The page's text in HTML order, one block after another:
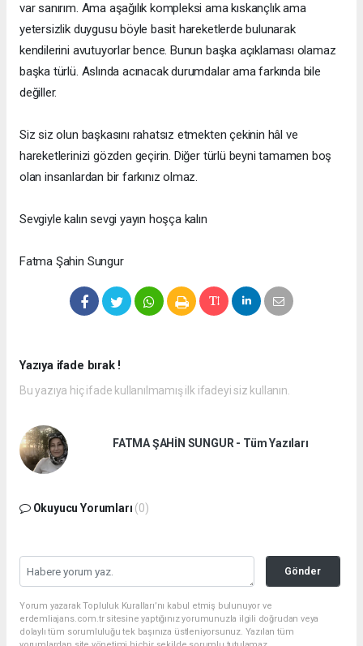
var sanırım. Ama aşağılık kompleksi ama kıskançlık ama
yetersizlik duygusu böyle basit hareketlerde bulunarak
kendilerini avutuyorlar bence. Bunun başka açıklaması olamaz
başka türlü. Aslında acınacak durumdalar ama farkında bile
değiller.
Siz siz olun başkasını rahatsız etmekten çekinin hâl ve
hareketlerinizi gözden geçirin. Diğer türlü beyni tamamen boş
olan insanlardan bir farkınız olmaz.
Sevgiyle kalın sevgi yayın hoşça kalın
Fatma Şahin Sungur
Yazıya ifade bırak !
Bu yazıya hiç ifade kullanılmamış ilk ifadeyi siz kullanın.
FATMA ŞAHİN SUNGUR - Tüm Yazıları
Okuyucu Yorumları (0)
Gönder
Yorum yazarak Topluluk Kuralları’nı kabul etmiş bulunuyor ve
erdemliajans.com.tr sitesine yaptığınız yorumunuzla ilgili doğrudan veya
dolaylı tüm sorumluluğu tek başınıza üstleniyorsunuz. Yazılan tüm